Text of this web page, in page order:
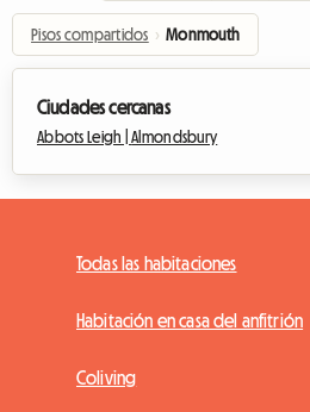
Pisos compartidos › Monmouth
Ciudades cercanas
Abbots Leigh |Almondsbury
Todas las habitaciones
Habitación en casa del anfitrión
Coliving